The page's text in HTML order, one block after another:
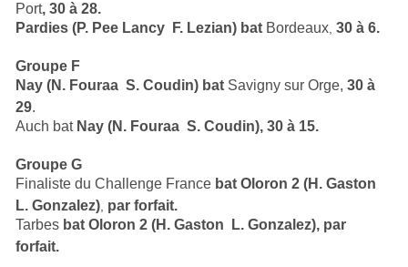
Port, 30 à 28.
Pardies (P. Pee Lancy  F. Lezian) bat Bordeaux ,30 à 6.
Groupe F
Nay (N. Fouraa  S. Coudin) bat Savigny sur Orge,30 à
29.
Auch bat Nay (N. Fouraa  S. Coudin), 30 à 15.
Groupe G
Finaliste du Challenge France bat Oloron 2 (H. Gaston 
L. Gonzalez) par forfait.
Tarbes batOloron 2 (H. Gaston  L. Gonzalez), par
forfait.